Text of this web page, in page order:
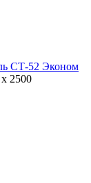
СТ-52 Эконом
2500